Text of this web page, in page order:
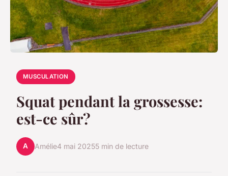
MUSCULATION
Squat pendant la grossesse:
est-ce sûr?
A Amélie4 mai 20255 min de lecture